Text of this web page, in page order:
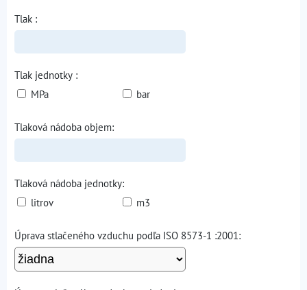
Tlak :
Tlak jednotky :
MPa
bar
Tlaková nádoba objem:
Tlaková nádoba jednotky:
litrov
m3
Úprava stlačeného vzduchu podľa ISO 8573-1 :2001: